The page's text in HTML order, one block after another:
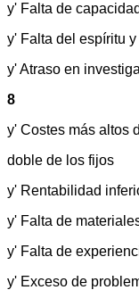
y' Falta de
y' Falta del espíritu
y' Atraso en
8
y' Costes más altos
doble de los fijos
y' Rentabilidad
y' Falta de
y' Falta de
y' Exceso de